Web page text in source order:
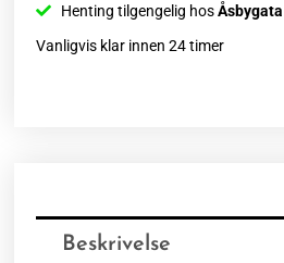
Henting tilgengelig hos
Vanligvis klar innen 24 timer
Beskrivelse